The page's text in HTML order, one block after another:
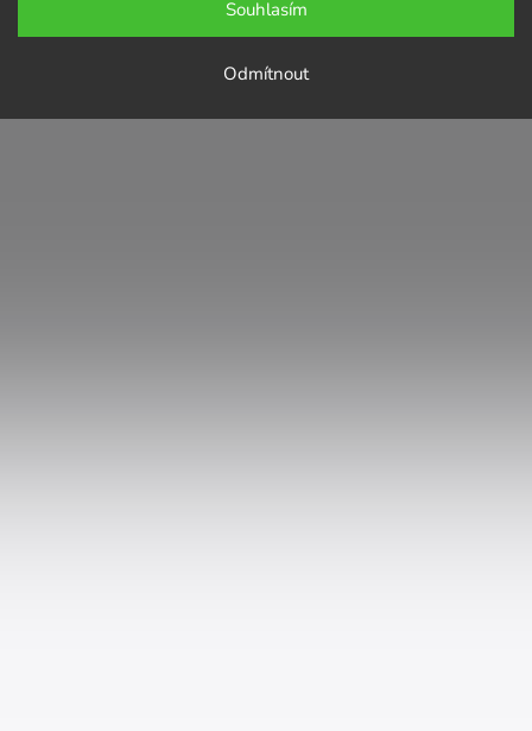
Odmítnout
Souhlasím